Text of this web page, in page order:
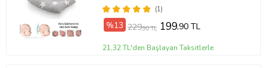
(1)
%13 229,90 TL 199,90 TL
21,32 TL'den Başlayan Taksitlerle